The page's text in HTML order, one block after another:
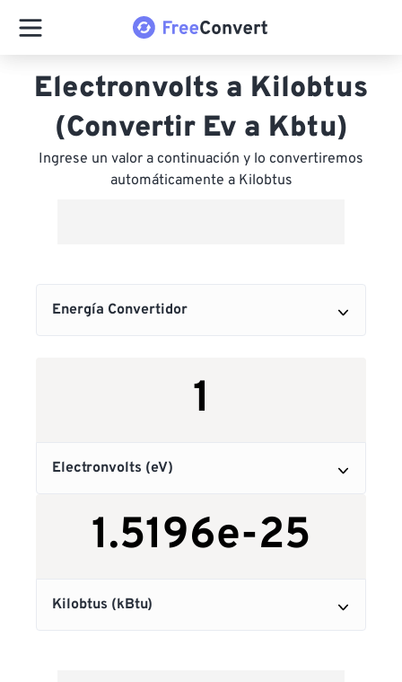
Electronvolts a Kilobtus
(Convertir Ev a Kbtu)
Ingrese un valor a continuación y lo convertiremos
automáticamente a Kilobtus